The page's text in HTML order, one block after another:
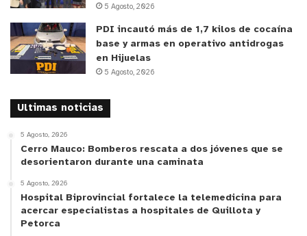
5 Agosto, 2026
PDI incautó más de 1,7 kilos de cocaína
base y armas en operativo antidrogas
en Hijuelas
5 Agosto, 2026
Ultimas noticias
5 Agosto, 2026
Cerro Mauco: Bomberos rescata a dos jóvenes que se
desorientaron durante una caminata
5 Agosto, 2026
Hospital Biprovincial fortalece la telemedicina para
acercar especialistas a hospitales de Quillota y
Petorca